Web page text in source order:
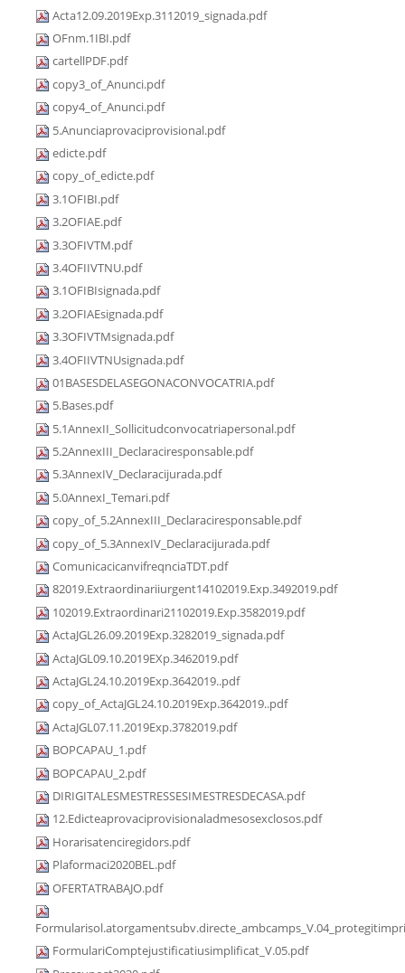
Acta12.09.2019Exp.3112019_signada.pdf
OFnm.1IBI.pdf
cartellPDF.pdf
copy3_of_Anunci.pdf
copy4_of_Anunci.pdf
5.Anunciaprovaciprovisional.pdf
edicte.pdf
copy_of_edicte.pdf
3.1OFIBI.pdf
3.2OFIAE.pdf
3.3OFIVTM.pdf
3.4OFIIVTNU.pdf
3.1OFIBIsignada.pdf
3.2OFIAEsignada.pdf
3.3OFIVTMsignada.pdf
3.4OFIIVTNUsignada.pdf
01BASESDELASEGONACONVOCATRIA.pdf
5.Bases.pdf
5.1AnnexII_Sollicitudconvocatriapersonal.pdf
5.2AnnexIII_Declaraciresponsable.pdf
5.3AnnexIV_Declaracijurada.pdf
5.0AnnexI_Temari.pdf
copy_of_5.2AnnexIII_Declaraciresponsable.pdf
copy_of_5.3AnnexIV_Declaracijurada.pdf
ComunicacicanvifreqnciaTDT.pdf
82019.Extraordinariiurgent14102019.Exp.3492019.pdf
102019.Extraordinari21102019.Exp.3582019.pdf
ActaJGL26.09.2019Exp.3282019_signada.pdf
ActaJGL09.10.2019EXp.3462019.pdf
ActaJGL24.10.2019Exp.3642019..pdf
copy_of_ActaJGL24.10.2019Exp.3642019..pdf
ActaJGL07.11.2019Exp.3782019.pdf
BOPCAPAU_1.pdf
BOPCAPAU_2.pdf
DIRIGITALESMESTRESSESIMESTRESDECASA.pdf
12.Edicteaprovaciprovisionaladmesosexclosos.pdf
Horarisatenciregidors.pdf
Plaformaci2020BEL.pdf
OFERTATRABAJO.pdf
FormulariComptejustificatiusimplificat_V.05.pdf